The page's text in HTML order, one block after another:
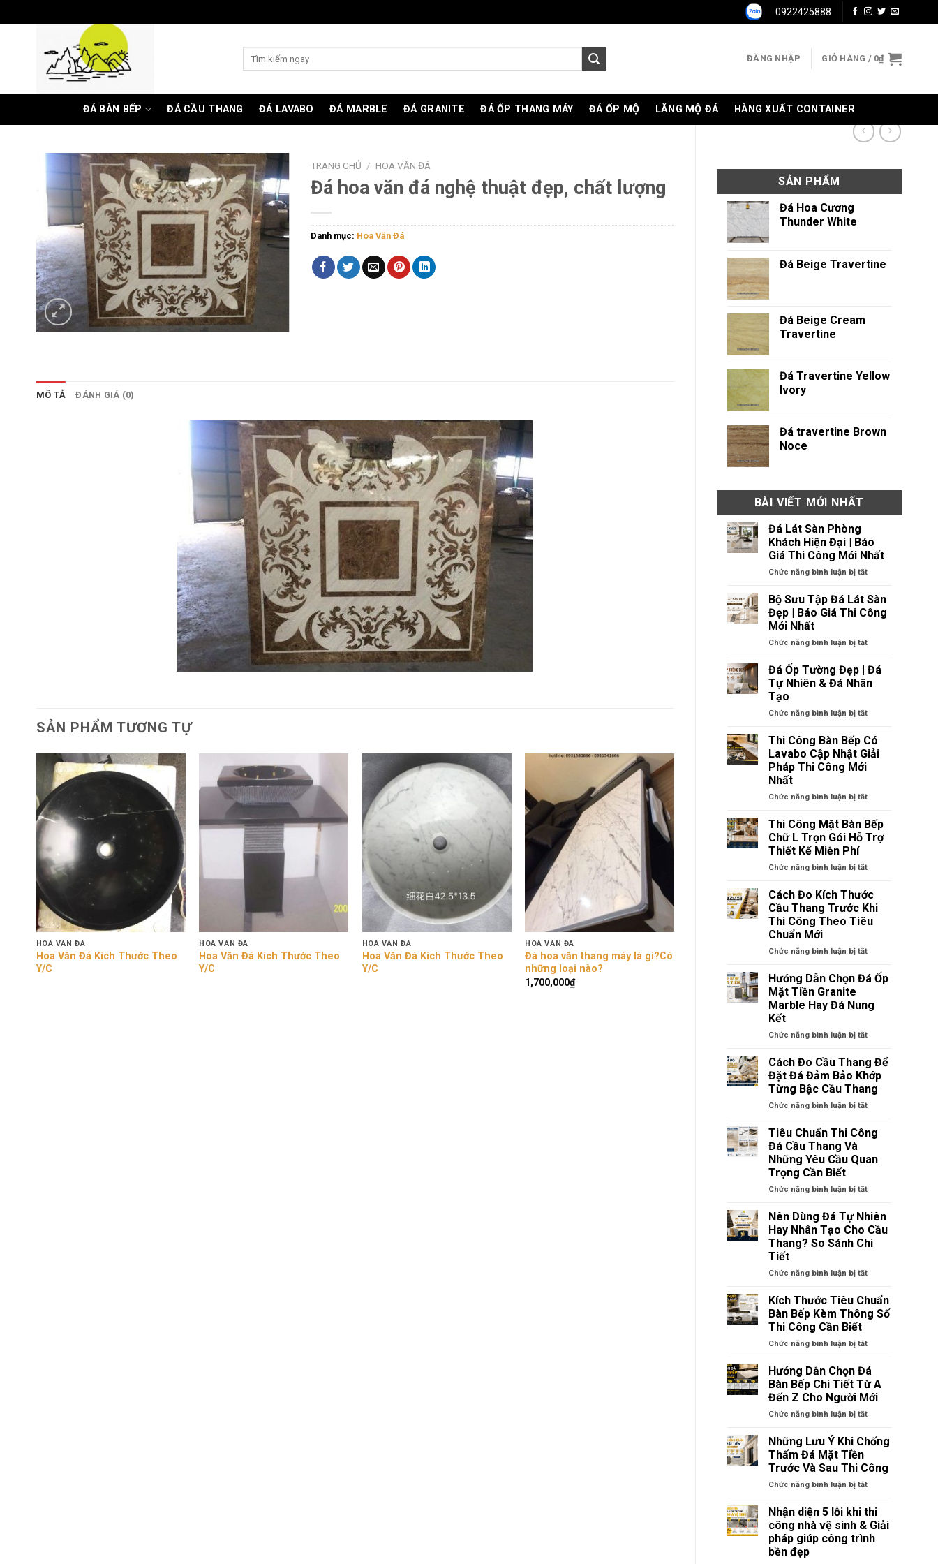
to
0922425888
ĐĂNG NHẬP GIỎ HÀNG / 0₫
ĐÁ BÀN BẾP ĐÁ CẦU THANG ĐÁ LAVABO ĐÁ MARBLE ĐÁ GRANITE ĐÁ ỐP THANG MÁY ĐÁ ỐP MỘ LĂNG MỘ ĐÁ HÀNG XUẤT CONTAINER
SẢN PHẨM
Đá Hoa Cương
Thunder White
Đá Beige Travertine
Đá Beige Cream
Travertine
Đá Travertine Yellow
Ivory
Đá travertine Brown
Noce
BÀI VIẾT MỚI NHẤT
Đá Lát Sàn Phòng
Khách Hiện Đại | Báo
Giá Thi Công Mới Nhất
Chức năng bình luận bị tắtở
Lát
Sàn
Phòng
Hiện
|
Giá
Công
Nhất
Bộ Sưu Tập Đá Lát Sàn
Đẹp | Báo Giá Thi Công
Mới Nhất
Chức năng bình luận bị tắtở
Sưu
Đá
Sàn
|
Báo
Giá
Mới
Đá Ốp Tường Đẹp | Đá
Tự Nhiên & Đá Nhân
Tạo
Chức năng bình luận bị tắtở
Ốp
Tường
Đẹp
Tự
&
Đá
Nhân
Thi Công Bàn Bếp Có
Lavabo Cập Nhật Giải
Pháp Thi Công Mới
Nhất
Chức năng bình luận bị tắtở
Công
Bàn
Bếp
Lavabo
Nhật
Giải
Pháp
Thi
Mới
Thi Công Mặt Bàn Bếp
Chữ L Trọn Gói Hỗ Trợ
Thiết Kế Miễn Phí
Chức năng bình luận bị tắtở
Công
Mặt
Bàn
Bếp
L
Gói
Hỗ
Thiết
Miễn
Cách Đo Kích Thước
Cầu Thang Trước Khi
Thi Công Theo Tiêu
Chuẩn Mới
Chức năng bình luận bị tắtở
Đo
Kích
Cầu
Trước
Thi
Công
Theo
Tiêu
Chuẩn
Hướng Dẫn Chọn Đá Ốp
Mặt Tiền Granite
Marble Hay Đá Nung
Kết
Chức năng bình luận bị tắtở
Dẫn
Chọn
Đá
Ốp
Mặt
Granite
Marble
Đá
Kết
Cách Đo Cầu Thang Để
Đặt Đá Đảm Bảo Khớp
Từng Bậc Cầu Thang
Chức năng bình luận bị tắtở
Đo
Cầu
Để
Đá
Bảo
Khớp
Từng
Bậc
Thang
Tiêu Chuẩn Thi Công
Đá Cầu Thang Và
Những Yêu Cầu Quan
Trọng Cần Biết
Chức năng bình luận bị tắtở
Chuẩn
Thi
Công
Đá
Thang
Những
Yêu
Cầu
Trọng
Biết
Nên Dùng Đá Tự Nhiên
Hay Nhân Tạo Cho Cầu
Thang? So Sánh Chi
Tiết
Chức năng bình luận bị tắtở
Dùng
Tự
Hay
Tạo
Cho
Cầu
Thang?
So
Chi
Kích Thước Tiêu Chuẩn
Bàn Bếp Kèm Thông Số
Thi Công Cần Biết
Chức năng bình luận bị tắtở
Thước
Tiêu
Chuẩn
Bàn
Bếp
Thông
Thi
Công
Cần
Hướng Dẫn Chọn Đá
Bàn Bếp Chi Tiết Từ A
Đến Z Cho Người Mới
Chức năng bình luận bị tắtở
Dẫn
Chọn
Bàn
Bếp
Tiết
Từ
A
Đến
Những Lưu Ý Khi Chống
Thấm Đá Mặt Tiền
Trước Và Sau Thi Công
Chức năng bình luận bị tắtở
Lưu
Ý
Khi
Chống
Nhận diện 5 lỗi khi thi
công nhà vệ sinh & Giải
pháp giúp công trình
bền đẹp
TRANG CHỦ / HOA VĂN ĐÁ
Đá hoa văn đá nghệ thuật đẹp, chất lượng
Danh mục: Hoa Văn Đá
MÔ TẢ ĐÁNH GIÁ (0)
SẢN PHẨM TƯƠNG TỰ
HOA VĂN ĐÁ
Hoa Văn Đá Kích Thước Theo
Y/C
HOA VĂN ĐÁ
Hoa Văn Đá Kích Thước Theo
Y/C
HOA VĂN ĐÁ
Hoa Văn Đá Kích Thước Theo
Y/C
HOA VĂN ĐÁ
Đá hoa văn thang máy là gì?Có
những loại nào?
1,700,000₫